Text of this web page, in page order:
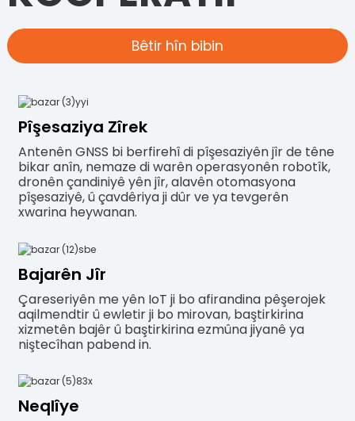
Bêtir hîn bibin
Pîşesaziya Zîrek
Antenên GNSS bi berfirehî di pîşesaziyên jîr de têne
bikar anîn, nemaze di warên operasyonên robotîk,
dronên çandiniyê yên jîr, alavên otomasyona
pîşesaziyê, û çavdêriya ji dûr ve ya tevgerên
xwarina heywanan.
Bajarên Jîr
Çareseriyên me yên IoT ji bo afirandina pêşerojek
aqilmendtir û ewletir ji bo mirovan, baştirkirina
xizmetên bajêr û baştirkirina ezmûna jiyanê ya
niştecîhan pabend in.
Neqlîye